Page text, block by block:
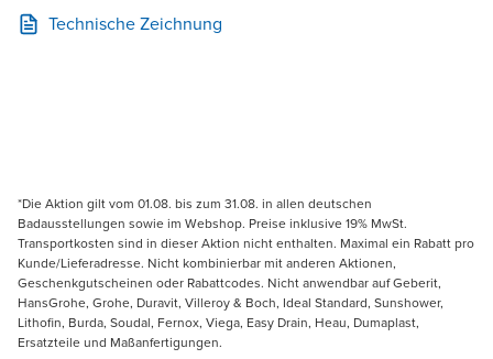
Technische Zeichnung
*Die Aktion gilt vom 01.08. bis zum 31.08. in allen deutschen
Badausstellungen sowie im Webshop. Preise inklusive 19% MwSt.
Transportkosten sind in dieser Aktion nicht enthalten. Maximal ein Rabatt pro
Kunde/Lieferadresse. Nicht kombinierbar mit anderen Aktionen,
Geschenkgutscheinen oder Rabattcodes. Nicht anwendbar auf Geberit,
HansGrohe, Grohe, Duravit, Villeroy & Boch, Ideal Standard, Sunshower,
Lithofin, Burda, Soudal, Fernox, Viega, Easy Drain, Heau, Dumaplast,
Ersatzteile und Maßanfertigungen.